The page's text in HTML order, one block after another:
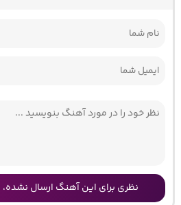
نظری برای این آهنگ ارسال